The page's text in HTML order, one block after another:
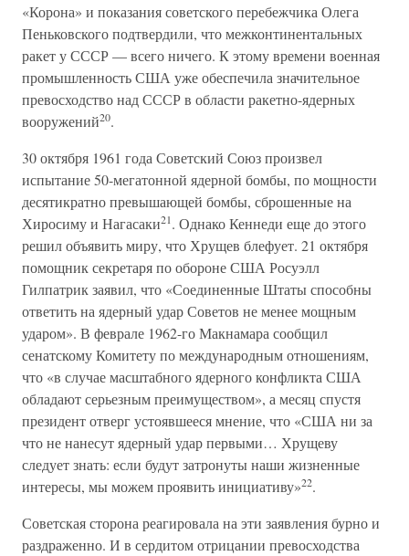
«Корона» и показания советского перебежчика Олега
Пеньковского подтвердили, что межконтинентальных
ракет у СССР — всего ничего. К этому времени военная
промышленность США уже обеспечила значительное
превосходство над СССР в области ракетно-ядерных
вооружений20.
30 октября 1961 года Советский Союз произвел
испытание 50-мегатонной ядерной бомбы, по мощности
десятикратно превышающей бомбы, сброшенные на
Хиросиму и Нагасаки21. Однако Кеннеди еще до этого
решил объявить миру, что Хрущев блефует. 21 октября
помощник секретаря по обороне США Росуэлл
Гилпатрик заявил, что «Соединенные Штаты способны
ответить на ядерный удар Советов не менее мощным
ударом». В феврале 1962-го Макнамара сообщил
сенатскому Комитету по международным отношениям,
что «в случае масштабного ядерного конфликта США
обладают серьезным преимуществом», а месяц спустя
президент отверг устоявшееся мнение, что «США ни за
что не нанесут ядерный удар первыми… Хрущеву
следует знать: если будут затронуты наши жизненные
интересы, мы можем проявить инициативу»22.
Советская сторона реагировала на эти заявления бурно и
раздраженно. И в сердитом отрицании превосходства